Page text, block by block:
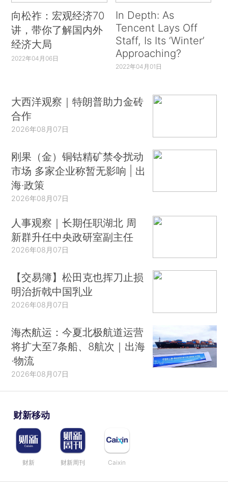
向松祚：宏观经济70
讲，带你了解国内外
经济大局
2022年04月06日
In Depth: As
Tencent Lays Off
Staff, Is Its ‘Winter’
Approaching?
2022年04月01日
大西洋观察｜特朗普助力金砖
合作
2026年08月07日
刚果（金）铜钴精矿禁令扰动
市场 多家企业称暂无影响 | 出
海·政策
2026年08月07日
人事观察｜长期任职湖北 周
新群升任中央政研室副主任
2026年08月07日
【交易簿】松田克也挥刀止损
明治折戟中国乳业
2026年08月07日
海杰航运：今夏北极航道运营
将扩大至7条船、8航次｜出海
·物流
2026年08月07日
财新移动
财新 财新周刊 Caixin